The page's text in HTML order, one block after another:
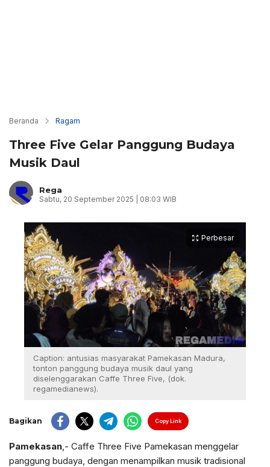
Beranda Ragam
Three Five Gelar Panggung Budaya
Musik Daul
Rega
Sabtu, 20 September 2025 | 08:03 WIB
Perbesar
Caption: antusias masyarakat Pamekasan Madura,
tonton panggung budaya musik daul yang
diselenggarakan Caffe Three Five, (dok.
regamedianews).
Bagikan Copy Link
Pamekasan ,- Caffe Three Five Pamekasan menggelar
panggung budaya, dengan menampilkan musik tradisional